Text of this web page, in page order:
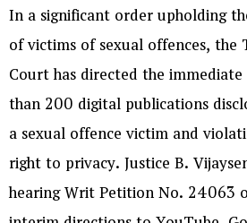
In a significant order upholding
of victims of sexual offences, the
Court has directed the
than 200 digital publications
a sexual offence victim and
right to privacy. Justice B.
hearing Writ Petition No. 24063